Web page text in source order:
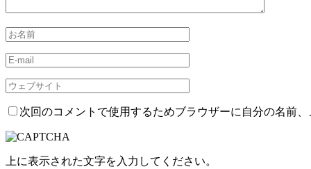
次回のコメントで使用するためブラウザーに自分の名前
上に表示された文字を入力してください。